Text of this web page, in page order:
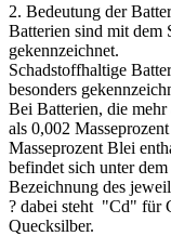
2. Bedeutung der
Batterien sind mit dem
gekennzeichnet.
Schadstoffhaltige
besonders
Bei Batterien, die
als 0,002
Masseprozent Blei
befindet sich unter
Bezeichnung des
? dabei steht "Cd" für
Quecksilber.